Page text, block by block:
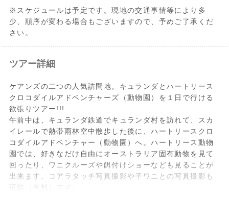
※スケジュールは予定です。現地の交通事情等により多
少、順序が変わる場合もございますので、予めご了承くだ
さい。
ツアー詳細
ケアンズの二つの人気訪問地。キュランダとハートリース
クロコダイルアドベンチャーズ（動物園）を１日で行ける
欲張りツアー!!!
午前中は、キュランダ鉄道でキュランダ村を訪れて、スカ
イレールで熱帯雨林空中散歩した後に、ハートリースクロ
コダイルアドベンチャー（動物園）へ。ハートリース動物
園では、好きなだけ自由にオーストラリア固有動物を見て
回ったり、ワニクルーズや餌付けショーなども見ることが
出来ます。コアラタッチ写真撮影や子ワニとの写真撮影も